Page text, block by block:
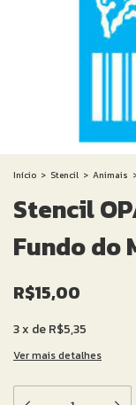
Início > Stencil > Animais
Stencil
Fundo do
R$15,00
3x deR$5,35
Ver mais detalhes